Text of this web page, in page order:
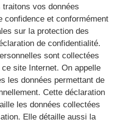
vos données
confidence et conformément
sur la protection des
de confidentialité.
sont collectées
site Internet. On appelle
les données permettant de
Cette déclaration
les données collectées
Elle détaille aussi la